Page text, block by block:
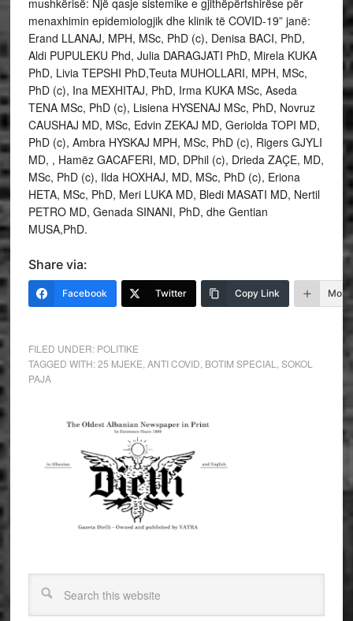
mushkërisë: Një qasje sistemike e gjithëpërfshirëse për
menaxhimin epidemiologjik dhe klinik të COVID-19” janë:
Erand LLANAJ, MPH, MSc, PhD (c), Denisa BACI, PhD,
Aldi PUPULEKU Phd, Julia DARAGJATI PhD, Mirela KUKA
PhD, Livia TEPSHI PhD,Teuta MUHOLLARI, MPH, MSc,
PhD (c), Ina MEXHITAJ, PhD, Irma KUKA MSc, Aseda
TENA MSc, PhD (c), Lisiena HYSENAJ MSc, PhD, Novruz
CAUSHAJ MD, MSc, Edvin ZEKAJ MD, Geriolda TOPI MD,
PhD (c), Ambra HYSKAJ MPH, MSc, PhD (c), Rigers GJYLI
MD, , Hamëz GACAFERI, MD, DPhil (c), Drieda ZAÇE, MD,
MSc, PhD (c), Ilda HOXHAJ, MD, MSc, PhD (c), Eriona
HETA, MSc, PhD, Meri LUKA MD, Bledi MASATI MD, Nertil
PETRO MD, Genada SINANI, PhD, dhe Gentian
MUSA,PhD.
Share via:
Facebook Twitter Copy Link More
FILED UNDER: POLITIKE
TAGGED WITH:25 MJEKE ANTI COVID BOTIM SPECIAL
SOKOL
PAJA